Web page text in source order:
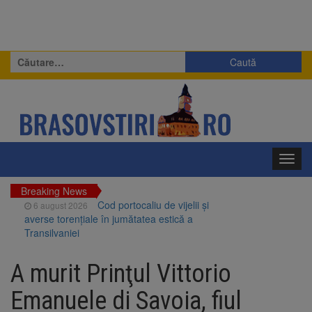
Caută
după:
Breaking News
6 august 2026
Cod portocaliu de vijelii și
averse torențiale în jumătatea estică a
Transilvaniei
după ce și-ar fi agresat soția de două ori în
câteva zile
Urmele atelajului i-au condus
pe polițiști la cioate. Bărbat prins în pădure la
A murit Prinţul Vittorio
Emanuele di Savoia, fiul